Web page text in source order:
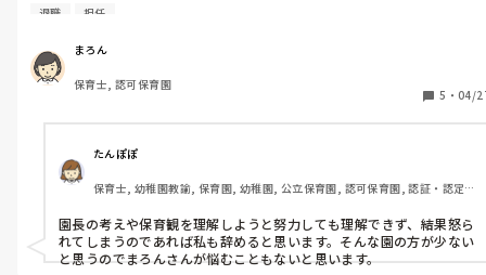
座ってましたね笑
"え、ごめん、今日製作するんだわ"なんて言って笑ってたことがあ
って笑
定変更したこともありましたね〜笑
何よりも必要なのは、子どもたちが保育園の生活を自分から楽しん
でるってことはもちろんだと思うから。
ただ、晴れたら散歩に出たら、いいことあるかもよ〜って、言いたい
もしかすると、子どもからしたらそれぞれ選べるってのが一番いい
のかもしれないけどね。そこって、難しさがありますもんね。
理解されています。
かたや私は転職したて。
例えば知的好奇心を満たすという観点から保育室の水道で遊んで
okになっています。
ジャージャー水をだし、手洗い用石鹸から泡を使いきり…今まで
培ってきた保育とは違う世界に困惑です。
注意はしてはだめと言われ唖然としました…
使い方の指導も、あまりしてはいけないと…
退職 担任
まろん
保育士, 認可保育園
5 ・ 04/
たんぽぽ
保育士, 幼稚園教諭, 保育園, 幼稚園, 公立保育園, 認可保育園, 認証・認定
園長の考えや保育観を理解しようと努力しても理解できず、結果怒ら
れてしまうのであれば私も辞めると思います。そんな園の方が少ない
と思うのでまろんさんが悩むこともないと思います。